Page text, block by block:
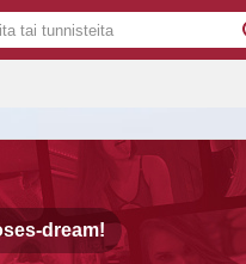
dream!